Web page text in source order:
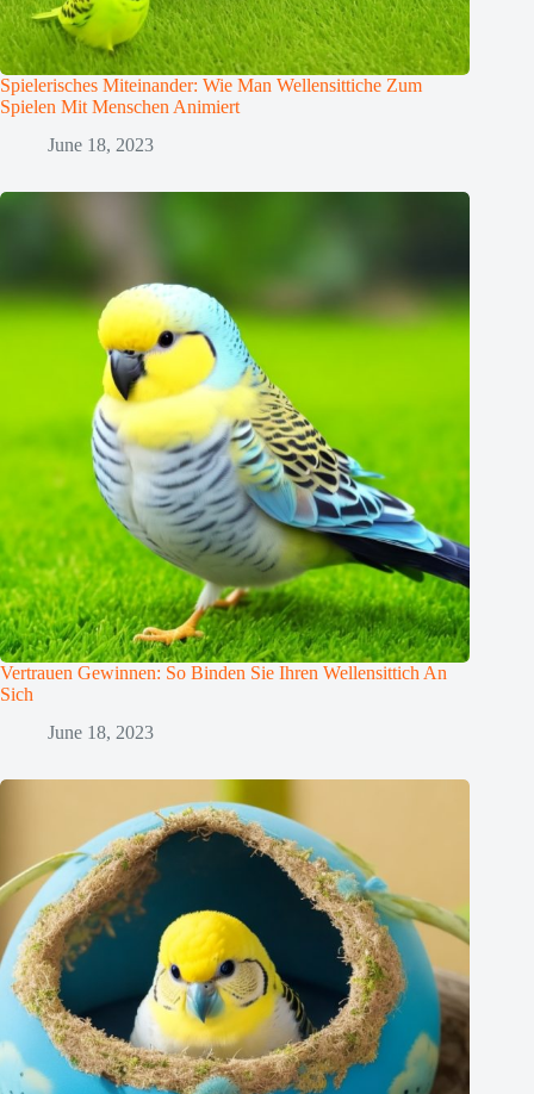
Spielerisches Miteinander: Wie Man Wellensittiche Zum
Spielen Mit Menschen Animiert
June 18, 2023
Vertrauen Gewinnen: So Binden Sie Ihren Wellensittich An
Sich
June 18, 2023